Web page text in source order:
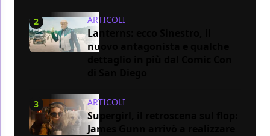
2 ARTICOLI
Lanterns: ecco Sinestro, il
nuovo antagonista e qualche
3 ARTICOLI
Supergirl, il retroscena sul flop:
James Gunn arrivò a realizzare